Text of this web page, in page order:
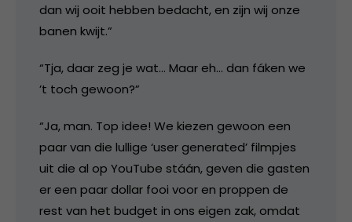
dan wij ooit hebben bedacht, en zijn wij onze
banen kwijt.”
“Tja, daar zeg je wat… Maar eh… dan fáken we
’t toch gewoon?”
“Ja, man. Top idee! We kiezen gewoon een
paar van die lullige ‘user generated’ filmpjes
uit die al op YouTube stáán, geven die gasten
er een paar dollar fooi voor en proppen de
rest van het budget in ons eigen zak, omdat